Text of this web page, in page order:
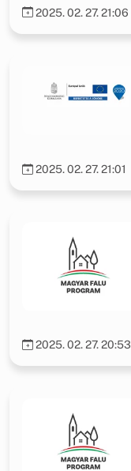
2025. 02. 27. 21:06
2025. 02. 27. 21:01
2025. 02. 27. 20:53